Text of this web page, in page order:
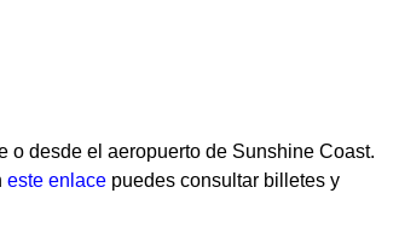
o desde el aeropuerto de Sunshine Coast.
este enlace puedes consultar billetes y